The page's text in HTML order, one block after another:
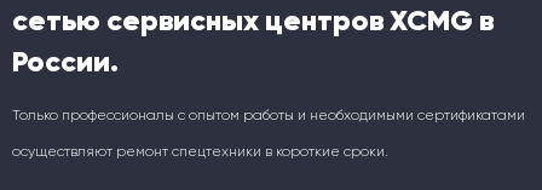
сетью сервисных центров XCMG в
России.
Только профессионалы с опытом работы и необходимыми сертификатами
осуществляют ремонт спецтехники в короткие сроки.